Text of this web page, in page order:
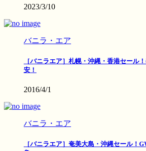
2023/3/10
バニラ・エア
［バニラエア］札幌・沖縄・香港セール
安！
2016/4/1
バニラ・エア
［バニラエア］奄美大島・沖縄セール！